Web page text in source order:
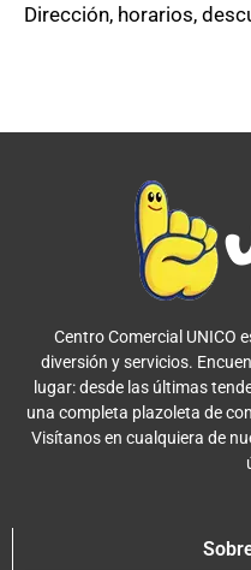
Dirección, horarios,
Centro Comercial UNICO
diversión y servicios.
lugar: desde las últimas
una completa plazoleta de
Visítanos en cualquiera de